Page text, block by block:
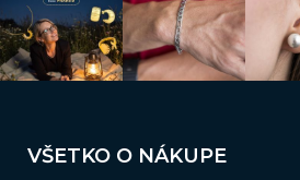
VŠETKO O NÁKUPE